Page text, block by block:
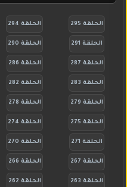
الحلقة 295 الحلقة 294
الحلقة 291 الحلقة 290
الحلقة 287 الحلقة 286
الحلقة 283 الحلقة 282
الحلقة 279 الحلقة 278
الحلقة 275 الحلقة 274
الحلقة 271 الحلقة 270
الحلقة 267 الحلقة 266
الحلقة 263 الحلقة 262